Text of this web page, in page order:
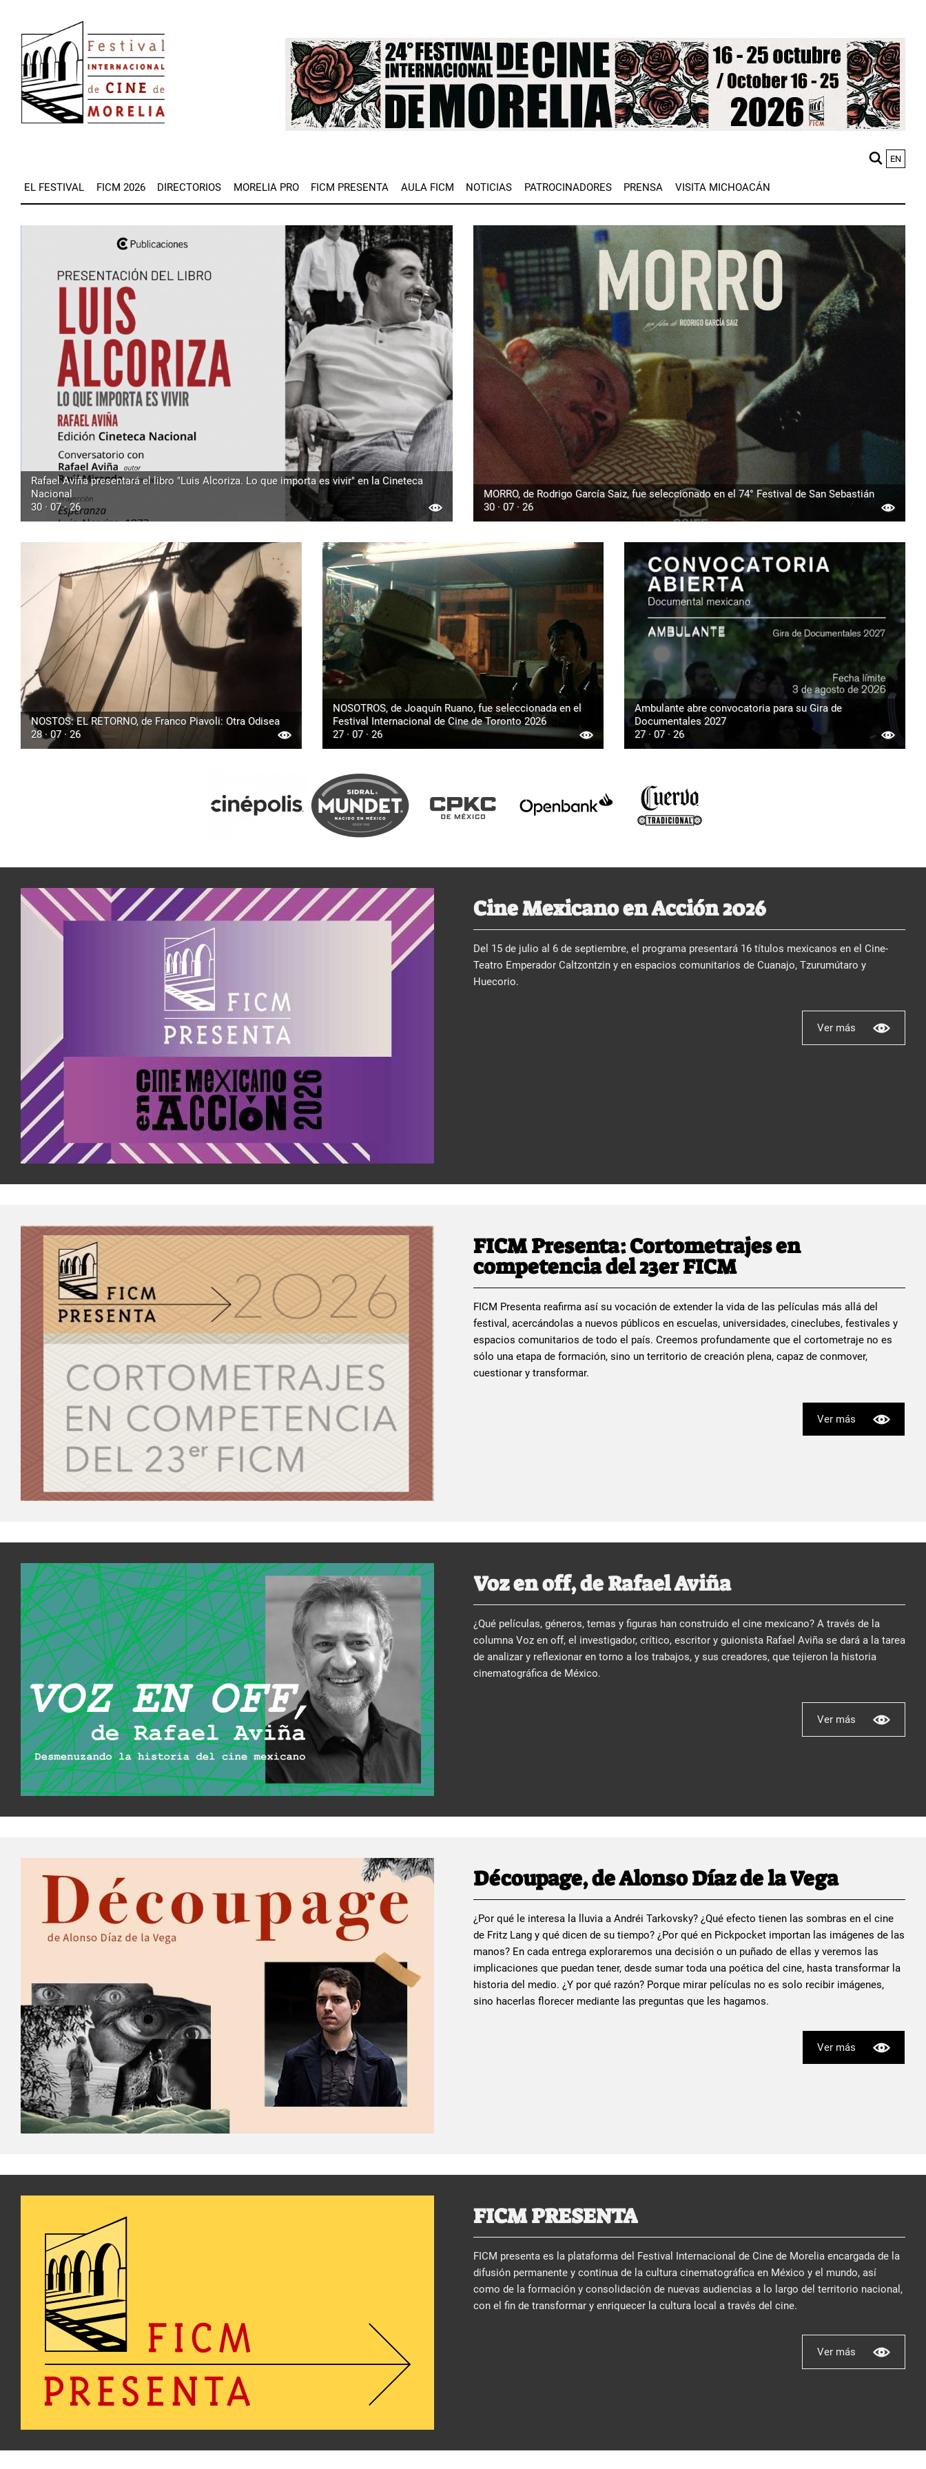
contenido
principal
Image
EN
EL FESTIVAL FICM 2026 DIRECTORIOS MORELIA PRO FICM PRESENTA AULA FICM NOTICIAS PATROCINADORES PRENSA VISITA MICHOACÁN
Rafael Aviña presentará el libro "Luis Alcoriza. Lo que importa es vivir" en la Cineteca
Nacional
30 · 07 · 26
MORRO, de Rodrigo García Saiz, fue seleccionado en el 74° Festival de San Sebastián
30 · 07 · 26
NOSTOS: EL RETORNO, de Franco Piavoli: Otra Odisea
28 · 07 · 26
NOSOTROS, de Joaquín Ruano, fue seleccionada en el
Festival Internacional de Cine de Toronto 2026
27 · 07 · 26
Ambulante abre convocatoria para su Gira de
Documentales 2027
27 · 07 · 26
Cine Mexicano en Acción 2026
Del 15 de julio al 6 de septiembre, el programa presentará 16 títulos mexicanos en el Cine-
Teatro Emperador Caltzontzin y en espacios comunitarios de Cuanajo, Tzurumútaro y
Huecorio.
Ver más
FICM Presenta: Cortometrajes en
competencia del 23er FICM
FICM Presenta reafirma así su vocación de extender la vida de las películas más allá del
festival, acercándolas a nuevos públicos en escuelas, universidades, cineclubes, festivales y
espacios comunitarios de todo el país. Creemos profundamente que el cortometraje no es
sólo una etapa de formación, sino un territorio de creación plena, capaz de conmover,
cuestionar y transformar.
Ver más
Voz en off, de Rafael Aviña
¿Qué películas, géneros, temas y figuras han construido el cine mexicano? A través de la
columna Voz en off, el investigador, crítico, escritor y guionista Rafael Aviña se dará a la tarea
de analizar y reflexionar en torno a los trabajos, y sus creadores, que tejieron la historia
cinematográfica de México.
Ver más
Découpage, de Alonso Díaz de la Vega
¿Por qué le interesa la lluvia a Andréi Tarkovsky? ¿Qué efecto tienen las sombras en el cine
de Fritz Lang y qué dicen de su tiempo? ¿Por qué en Pickpocket importan las imágenes de las
manos? En cada entrega exploraremos una decisión o un puñado de ellas y veremos las
implicaciones que puedan tener, desde sumar toda una poética del cine, hasta transformar la
historia del medio. ¿Y por qué razón? Porque mirar películas no es solo recibir imágenes,
sino hacerlas florecer mediante las preguntas que les hagamos.
Ver más
FICM PRESENTA
FICM presenta es la plataforma del Festival Internacional de Cine de Morelia encargada de la
difusión permanente y continua de la cultura cinematográfica en México y el mundo, así
como de la formación y consolidación de nuevas audiencias a lo largo del territorio nacional,
con el fin de transformar y enriquecer la cultura local a través del cine.
Ver más